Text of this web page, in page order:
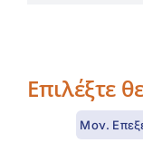
Επιλέξτε
Μον.